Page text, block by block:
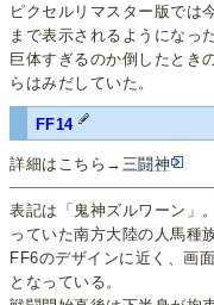
ピクセルリマスター版では
まで表示されるようになった
巨体すぎるのか倒したとき
らはみだしていた。
FF14
詳細はこちら→ 三闘神
表記は「鬼神ズルワーン」。
っていた南方大陸の人馬種
FF6のデザインに近く、画
となっている。